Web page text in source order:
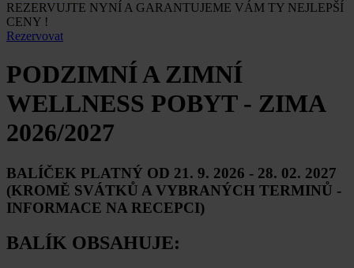
REZERVUJTE NYNÍ A GARANTUJEME VÁM TY NEJLEPŠÍ
CENY !
Rezervovat
PODZIMNÍ A ZIMNÍ
WELLNESS POBYT - ZIMA
2026/2027
BALÍČEK PLATNÝ OD 21. 9. 2026 - 28. 02. 2027
(KROMĚ SVÁTKŮ A VYBRANÝCH TERMINŮ -
INFORMACE NA RECEPCI)
BALÍK OBSAHUJE: